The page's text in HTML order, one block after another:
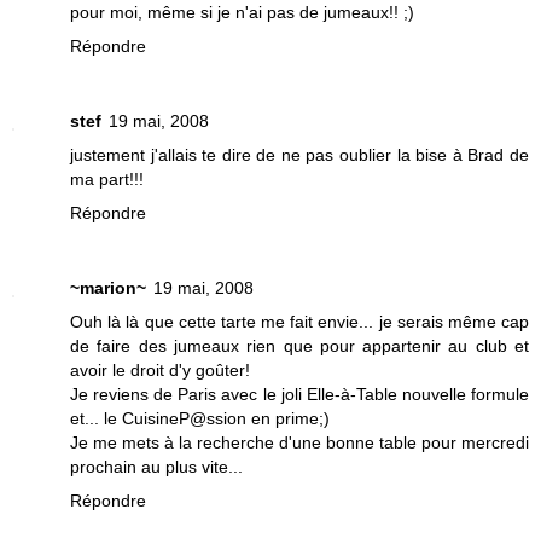
pour moi, même si je n'ai pas de jumeaux!! ;)
Répondre
stef 19 mai, 2008
justement j'allais te dire de ne pas oublier la bise à Brad de
ma part!!!
Répondre
~marion~ 19 mai, 2008
Ouh là là que cette tarte me fait envie... je serais même cap
de faire des jumeaux rien que pour appartenir au club et
avoir le droit d'y goûter!
Je reviens de Paris avec le joli Elle-à-Table nouvelle formule
et... le CuisineP@ssion en prime;)
Je me mets à la recherche d'une bonne table pour mercredi
prochain au plus vite...
Répondre